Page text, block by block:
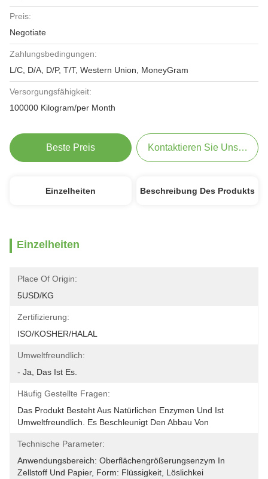
Preis:
Negotiate
Zahlungsbedingungen:
L/C, D/A, D/P, T/T, Western Union, MoneyGram
Versorgungsfähigkeit:
100000 Kilogram/per Month
Beste Preis Kontaktieren Sie Uns Jetzt
Einzelheiten Beschreibung Des Produkts
Einzelheiten
Place Of Origin:
5USD/KG
Zertifizierung:
ISO/KOSHER/HALAL
Umweltfreundlich:
- Ja, Das Ist Es.
Häufig Gestellte Fragen:
Das Produkt Besteht Aus Natürlichen Enzymen Und Ist
Umweltfreundlich. Es Beschleunigt Den Abbau Von
Technische Parameter:
Anwendungsbereich: Oberflächengrößerungsenzym In
Zellstoff Und Papier, Form: Flüssigkeit, Löslichkei